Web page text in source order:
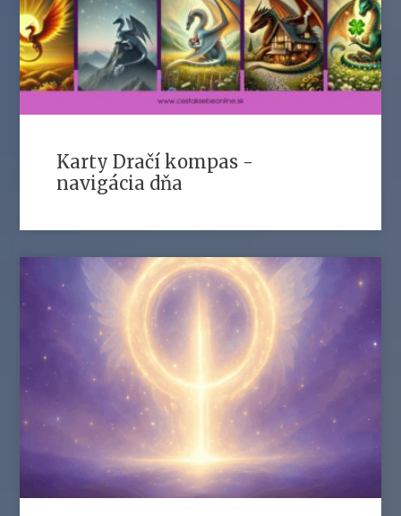
Karty Dračí kompas -
navigácia dňa